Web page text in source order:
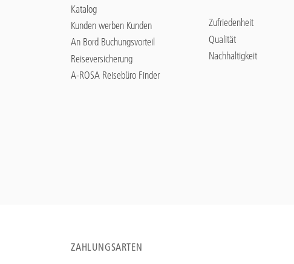
Katalog
Kunden werben Kunden
An Bord Buchungsvorteil
Reiseversicherung
A-ROSA Reisebüro Finder
Zufriedenheit
Qualität
Nachhaltigkeit
ZAHLUNGSARTEN